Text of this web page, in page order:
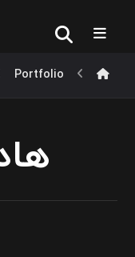
Portfolio